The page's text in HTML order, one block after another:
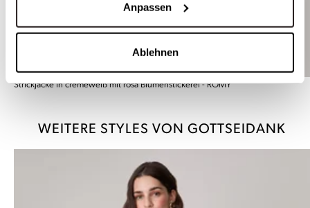
Anpassen
Ablehnen
Strickjacke in cremeweiß mit rosa Blumenstickerei - ROMY
WEITERE STYLES VON GOTTSEIDANK